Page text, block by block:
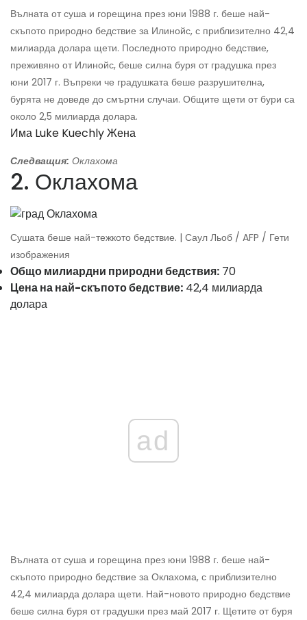
Вълната от суша и горещина през юни 1988 г. беше най-
скъпото природно бедствие за Илинойс, с приблизително 42,4
милиарда долара щети. Последното природно бедствие,
преживяно от Илинойс, беше силна буря от градушка през
юни 2017 г. Въпреки че градушката беше разрушителна,
бурята не доведе до смъртни случаи. Общите щети от бури са
около 2,5 милиарда долара.
Има Luke Kuechly Жена
Следващия: Оклахома
2. Оклахома
Сушата беше най-тежкото бедствие. | Саул Льоб / AFP / Гети
изображения
Общо милиардни природни бедствия: 70
Цена на най-скъпото бедствие: 42,4 милиарда
долара
ad
Вълната от суша и горещина през юни 1988 г. беше най-
скъпото природно бедствие за Оклахома, с приблизително
42,4 милиарда долара щети. Най-новото природно бедствие
беше силна буря от градушки през май 2017 г. Щетите от буря